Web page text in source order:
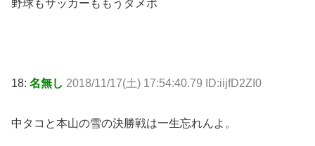
野球もサッカーももうダメポ
18: 名無し 2018/11/17(土) 17:54:40.79 ID:iijfD2ZI0
中タコと本山の雪の決勝戦は一生忘れんよ。